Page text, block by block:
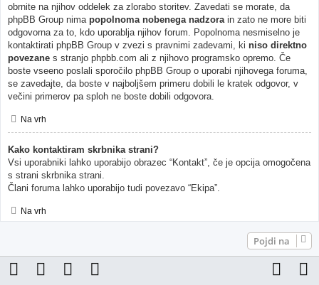
obrnite na njihov oddelek za zlorabo storitev. Zavedati se morate, da
phpBB Group nima popolnoma nobenega nadzora in zato ne more biti
odgovorna za to, kdo uporablja njihov forum. Popolnoma nesmiselno je
kontaktirati phpBB Group v zvezi s pravnimi zadevami, ki niso direktno
povezane s stranjo phpbb.com ali z njihovo programsko opremo. Če
boste vseeno poslali sporočilo phpBB Group o uporabi njihovega foruma,
se zavedajte, da boste v najboljšem primeru dobili le kratek odgovor, v
večini primerov pa sploh ne boste dobili odgovora.
Na vrh
Kako kontaktiram skrbnika strani?
Vsi uporabniki lahko uporabijo obrazec “Kontakt”, če je opcija omogočena
s strani skrbnika strani.
Člani foruma lahko uporabijo tudi povezavo “Ekipa”.
Na vrh
Pojdi na